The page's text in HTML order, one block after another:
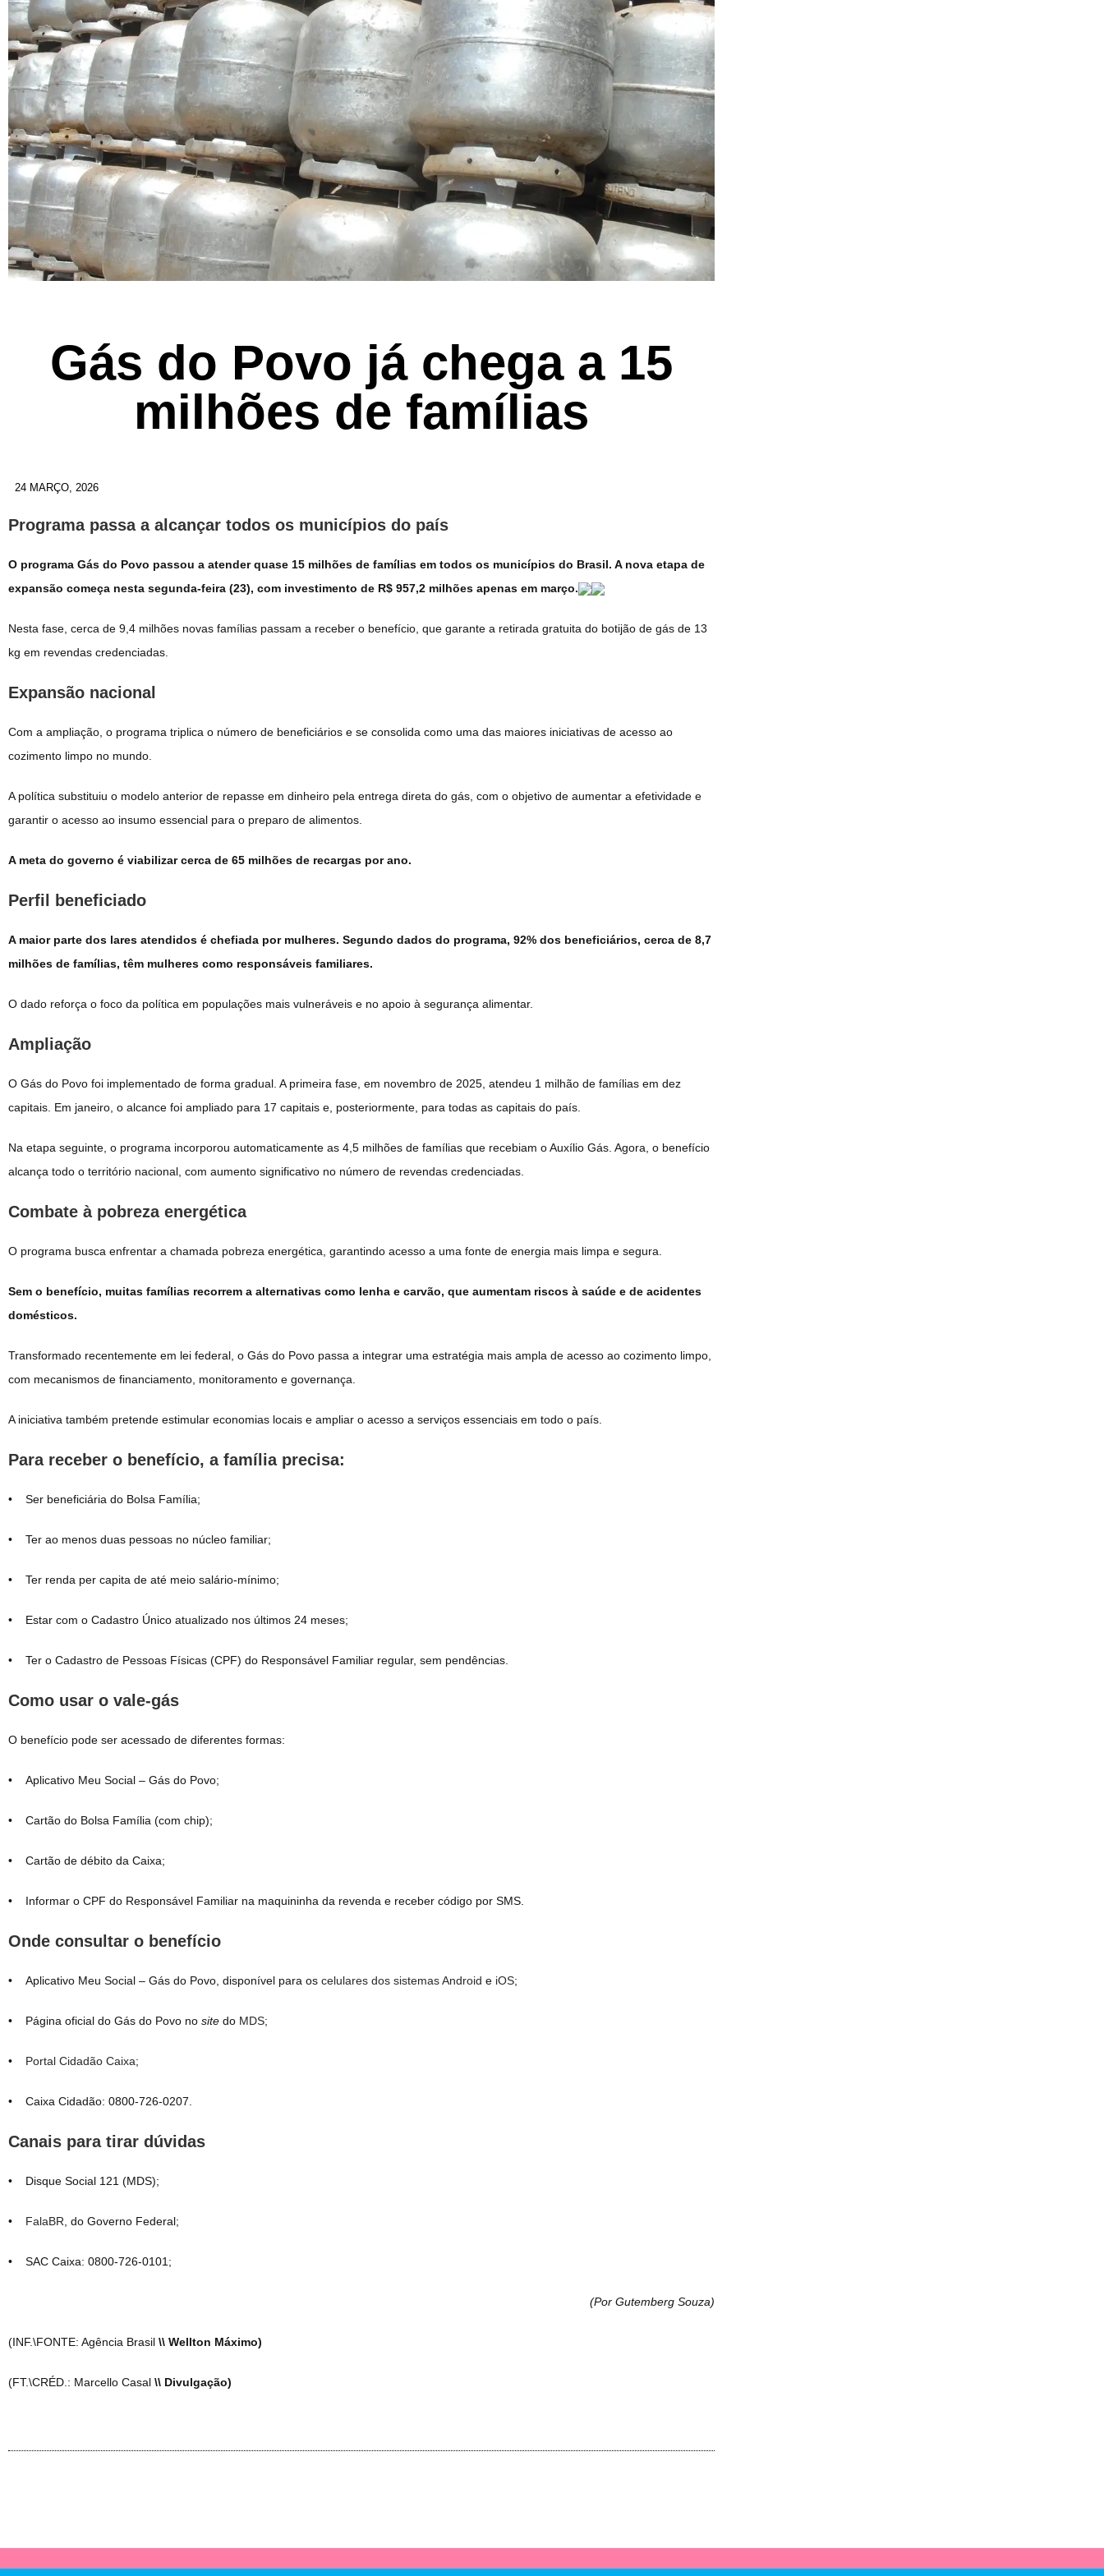
Gás do Povo já chega a 15
milhões de famílias
24 MARÇO, 2026
Programa passa a alcançar todos os municípios do país
O programa Gás do Povo passou a atender quase 15 milhões de famílias em todos os municípios do Brasil. A nova etapa de
expansão começa nesta segunda-feira (23), com investimento de R$ 957,2 milhões apenas em março.
Nesta fase, cerca de 9,4 milhões novas famílias passam a receber o benefício, que garante a retirada gratuita do botijão de gás de 13
kg em revendas credenciadas.
Expansão nacional
Com a ampliação, o programa triplica o número de beneficiários e se consolida como uma das maiores iniciativas de acesso ao
cozimento limpo no mundo.
A política substituiu o modelo anterior de repasse em dinheiro pela entrega direta do gás, com o objetivo de aumentar a efetividade e
garantir o acesso ao insumo essencial para o preparo de alimentos.
A meta do governo é viabilizar cerca de 65 milhões de recargas por ano.
Perfil beneficiado
A maior parte dos lares atendidos é chefiada por mulheres. Segundo dados do programa, 92% dos beneficiários, cerca de 8,7
milhões de famílias, têm mulheres como responsáveis familiares.
O dado reforça o foco da política em populações mais vulneráveis e no apoio à segurança alimentar.
Ampliação
O Gás do Povo foi implementado de forma gradual. A primeira fase, em novembro de 2025, atendeu 1 milhão de famílias em dez
capitais. Em janeiro, o alcance foi ampliado para 17 capitais e, posteriormente, para todas as capitais do país.
Na etapa seguinte, o programa incorporou automaticamente as 4,5 milhões de famílias que recebiam o Auxílio Gás. Agora, o benefício
alcança todo o território nacional, com aumento significativo no número de revendas credenciadas.
Combate à pobreza energética
O programa busca enfrentar a chamada pobreza energética, garantindo acesso a uma fonte de energia mais limpa e segura.
Sem o benefício, muitas famílias recorrem a alternativas como lenha e carvão, que aumentam riscos à saúde e de acidentes
domésticos.
Transformado recentemente em lei federal, o Gás do Povo passa a integrar uma estratégia mais ampla de acesso ao cozimento limpo,
com mecanismos de financiamento, monitoramento e governança.
A iniciativa também pretende estimular economias locais e ampliar o acesso a serviços essenciais em todo o país.
Para receber o benefício, a família precisa:
• Ser beneficiária do Bolsa Família;
• Ter ao menos duas pessoas no núcleo familiar;
• Ter renda per capita de até meio salário-mínimo;
• Estar com o Cadastro Único atualizado nos últimos 24 meses;
• Ter o Cadastro de Pessoas Físicas (CPF) do Responsável Familiar regular, sem pendências.
Como usar o vale-gás
O benefício pode ser acessado de diferentes formas:
• Aplicativo Meu Social – Gás do Povo;
• Cartão do Bolsa Família (com chip);
• Cartão de débito da Caixa;
• Informar o CPF do Responsável Familiar na maquininha da revenda e receber código por SMS.
Onde consultar o benefício
• Aplicativo Meu Social – Gás do Povo, disponível para os celulares dos sistemas Android e iOS;
• Página oficial do Gás do Povo no site do MDS;
• Portal Cidadão Caixa;
• Caixa Cidadão: 0800-726-0207.
Canais para tirar dúvidas
• Disque Social 121 (MDS);
• FalaBR , do Governo Federal;
• SAC Caixa: 0800-726-0101;
(Por Gutemberg Souza)
(INF.\FONTE: Agência Brasil \\ Wellton Máximo)
(FT.\CRÉD.: Marcello Casal \\ Divulgação)